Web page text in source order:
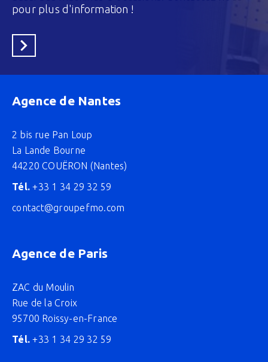
pour plus d'information !
En savoir plus
Agence de Nantes
2 bis rue Pan Loup
La Lande Bourne
44220 COUËRON (Nantes)
Tél. +33 1 34 29 32 59
contact@groupefmo.com
Agence de Paris
ZAC du Moulin
Rue de la Croix
95700 Roissy-en-France
Tél. +33 1 34 29 32 59